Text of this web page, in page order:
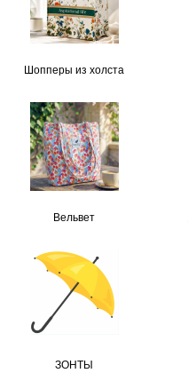
Шопперы из холста
Вельвет
ЗОНТЫ